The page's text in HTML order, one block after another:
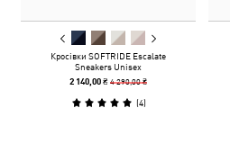
Кросівки SOFTRIDE Escalate
Sneakers Unisex
2 140,00 ₴4 290,00 ₴
(4)